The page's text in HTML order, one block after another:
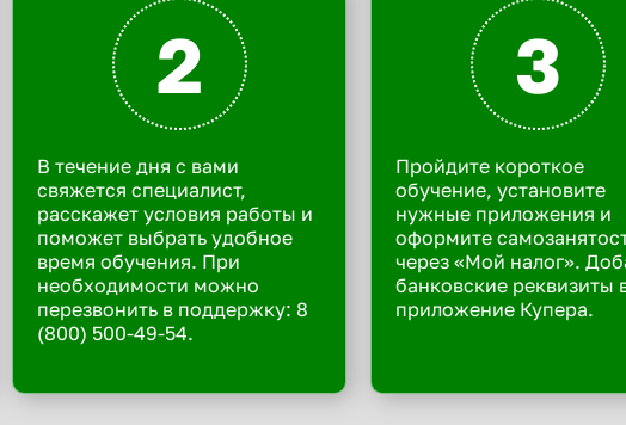
2
В течение дня с вами
свяжется специалист,
расскажет условия работы и
поможет выбрать удобное
время обучения. При
необходимости можно
перезвонить в поддержку: 8
(800) 500-49-54.
3
Пройдите короткое
обучение, установите
нужные приложения и
оформите
через «Мой налог».
банковские реквизиты
приложение Купера.